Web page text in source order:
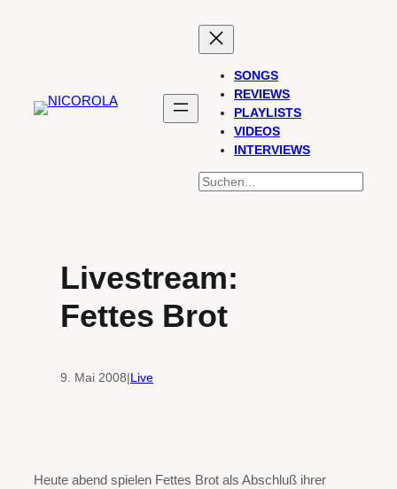
SONGS
REVIEWS
PLAYLISTS
VIDEOS
INTERVIEWS
SUCHEN
Livestream:
Fettes Brot
9. Mai 2008|Live
Heute abend spielen Fettes Brot als Abschluß ihrer